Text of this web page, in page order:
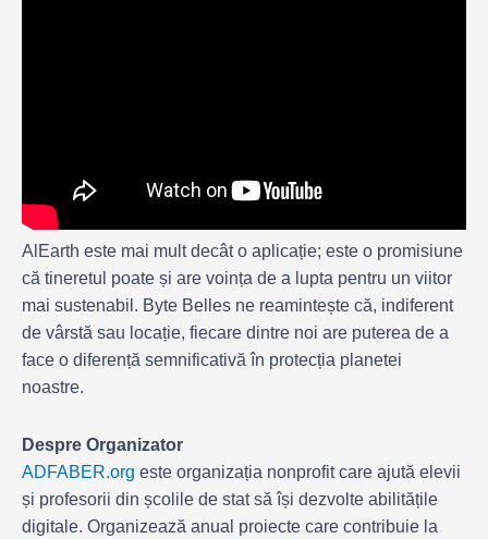
AlEarth este mai mult decât o aplicație; este o promisiune
că tineretul poate și are voința de a lupta pentru un viitor
mai sustenabil. Byte Belles ne reamintește că, indiferent
de vârstă sau locație, fiecare dintre noi are puterea de a
face o diferență semnificativă în protecția planetei
noastre.
Despre Organizator
ADFABER.org este organizația nonprofit care ajută elevii
și profesorii din școlile de stat să își dezvolte abilitățile
digitale. Organizează anual proiecte care contribuie la